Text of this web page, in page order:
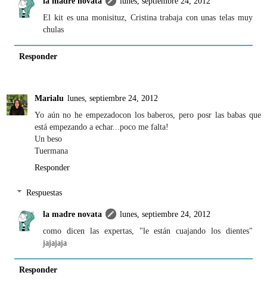
El kit es una monisituz, Cristina trabaja con unas telas muy
chulas
Responder
Marialu lunes, septiembre 24, 2012
Yo aún no he empezadocon los baberos, pero posr las babas que
está empezando a echar...poco me falta!
Un beso
Tuermana
Responder
Respuestas
la madre novata
lunes, septiembre 24, 2012
como dicen las expertas, "le están cuajando los dientes"
jajajaja
Responder